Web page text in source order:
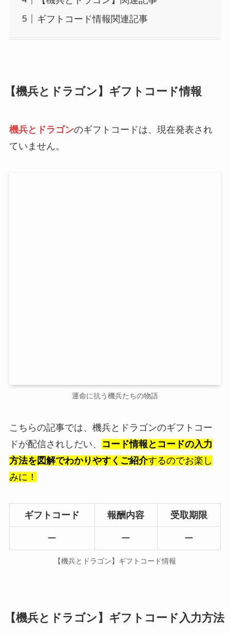
ギフトコード情報関連記事
【機兵とドラゴン】ギフトコード情報
機兵とドラゴンのギフトコードは、現在発表され
ていません。
運命に抗う機兵たちの物語
こちらの記事では、機兵とドラゴンのギフトコー
ドが配信されしだい、
コード情報とコードの入力
方法を図解でわかりやすくご紹介するのでお楽し
みに！
ギフトコード 報酬内容 受取期限
ー ー ー
【機兵とドラゴン】ギフトコード情報
【機兵とドラゴン】ギフトコード入力方法